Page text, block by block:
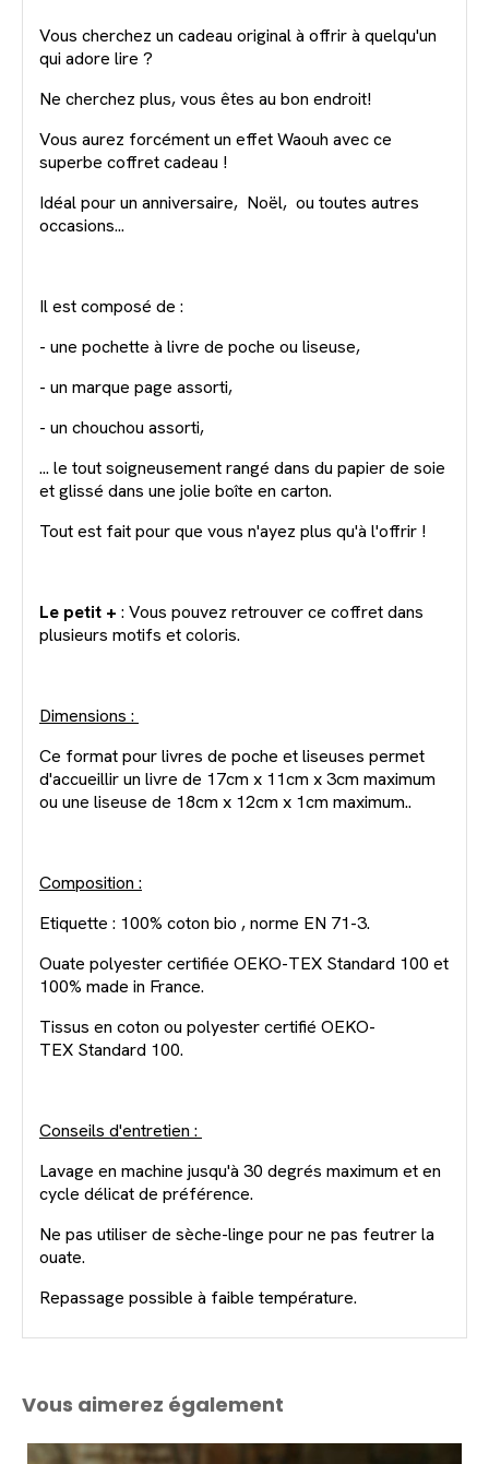
Vous cherchez un cadeau original à offrir à quelqu'un
qui adore lire ?
Ne cherchez plus, vous êtes au bon endroit!
Vous aurez forcément un effet Waouh avec ce
superbe coffret cadeau !
Idéal pour un anniversaire, Noël, ou toutes autres
occasions...
Il est composé de :
- une pochette à livre de poche ou liseuse,
- un marque page assorti,
- un chouchou assorti,
... le tout soigneusement rangé dans du papier de soie
et glissé dans une jolie boîte en carton.
Tout est fait pour que vous n'ayez plus qu'à l'offrir !
Le petit + : Vous pouvez retrouver ce coffret dans
plusieurs motifs et coloris.
Dimensions :
Ce format pour livres de poche et liseuses permet
d'accueillir un livre de 17cm x 11cm x 3cm maximum
ou une liseuse de 18cm x 12cm x 1cm maximum..
Composition :
Etiquette : 100% coton bio , norme EN 71-3.
Ouate polyester certifiée OEKO-TEX Standard 100 et
100% made in France.
Tissus en coton ou polyester certifié OEKO-
TEX Standard 100.
Conseils d'entretien :
Lavage en machine jusqu'à 30 degrés maximum et en
cycle délicat de préférence.
Ne pas utiliser de sèche-linge pour ne pas feutrer la
ouate.
Repassage possible à faible température.
Vous aimerez également